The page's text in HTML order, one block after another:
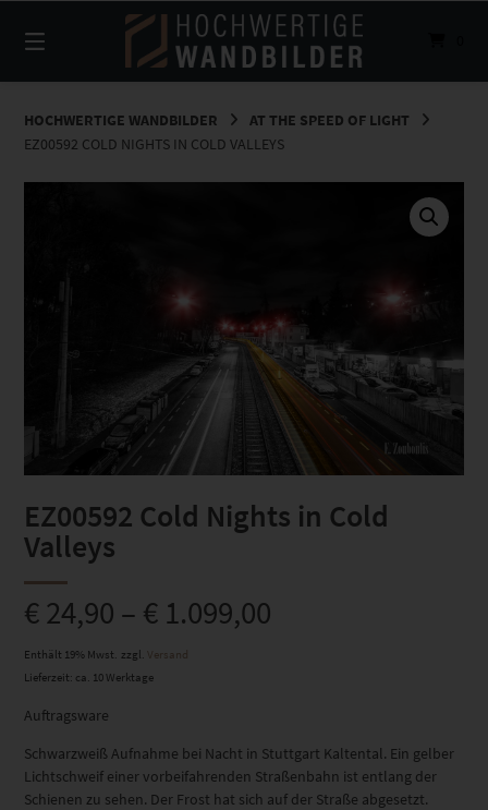
zum
Inhalt
HOCHWERTIGE WANDBILDER
AT THE SPEED OF LIGHT
EZ00592 COLD NIGHTS IN COLD VALLEYS
EZ00592 Cold Nights in Cold
Valleys
€24,90 – € 1.099,00
Enthält 19% Mwst. zzgl. Versand
Lieferzeit: ca. 10 Werktage
Auftragsware
Schwarzweiß Aufnahme bei Nacht in Stuttgart Kaltental. Ein gelber
Lichtschweif einer vorbeifahrenden Straßenbahn ist entlang der
Schienen zu sehen. Der Frost hat sich auf der Straße abgesetzt.